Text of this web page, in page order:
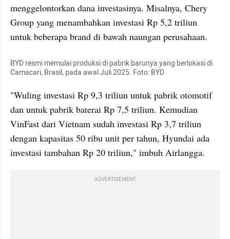
menggelontorkan dana investasinya. Misalnya, Chery
Group yang menambahkan investasi Rp 5,2 triliun
untuk beberapa brand di bawah naungan perusahaan.
BYD resmi memulai produksi di pabrik barunya yang berlokasi di
Camacari, Brasil, pada awal Juli 2025. Foto: BYD
"Wuling investasi Rp 9,3 triliun untuk pabrik otomotif
dan untuk pabrik baterai Rp 7,5 triliun. Kemudian
VinFast dari Vietnam sudah investasi Rp 3,7 triliun
dengan kapasitas 50 ribu unit per tahun, Hyundai ada
investasi tambahan Rp 20 triliun," imbuh Airlangga.
ADVERTISEMENT